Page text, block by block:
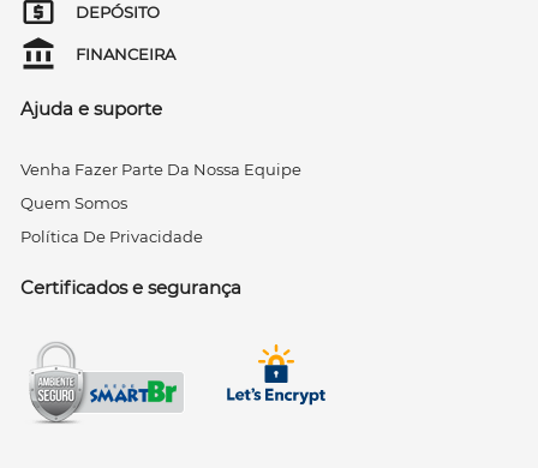
DEPÓSITO
FINANCEIRA
Ajuda e suporte
Venha Fazer Parte Da Nossa Equipe
Quem Somos
Política De Privacidade
Certificados e segurança